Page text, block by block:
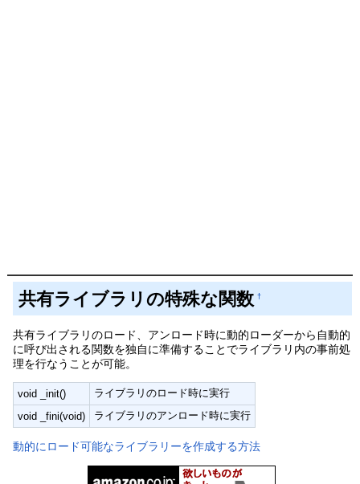
共有ライブラリの特殊な関数 †
共有ライブラリのロード、アンロード時に動的ローダーから自動的
に呼び出される関数を独自に準備することでライブラリ内の事前処
理を行なうことが可能。
void _init()
ライブラリのロード時に実行
void _fini(void)
ライブラリのアンロード時に実行
動的にロード可能なライブラリーを作成する方法